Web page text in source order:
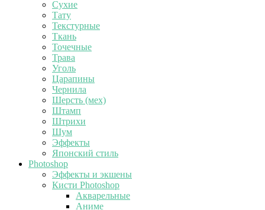
Сухие
Тату
Текстурные
Ткань
Точечные
Трава
Уголь
Царапины
Чернила
Шерсть (мех)
Штамп
Штрихи
Шум
Эффекты
Японский стиль
Photoshop
Эффекты и экшены
Кисти Photoshop
Акварельные
Аниме